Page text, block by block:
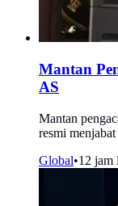
Mantan
AS
Mantan
resmi
Global•12 jam